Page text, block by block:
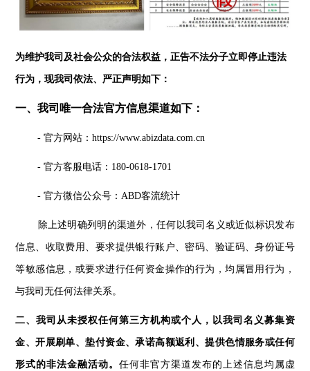
为维护我司及社会公众的合法权益，正告不法分子立即停止违法
行为，现我司依法、严正声明如下：
一、我司唯一合法官方信息渠道如下：
- 官方网站：https://www.abizdata.com.cn
- 官方客服电话：180-0618-1701
- 官方微信公众号：ABD客流统计
除上述明确列明的渠道外，任何以我司名义或近似标识发布
信息、收取费用、要求提供银行账户、密码、验证码、身份证号
等敏感信息，或要求进行任何资金操作的行为，均属冒用行为，
与我司无任何法律关系。
二、我司从未授权任何第三方机构或个人，以我司名义募集资
金、开展刷单、垫付资金、承诺高额返利、提供色情服务或任何
形式的非法金融活动。任何非官方渠道发布的上述信息均属虚